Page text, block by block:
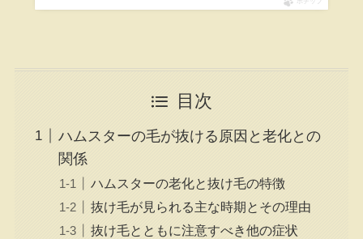
目次
ハムスターの毛が抜ける原因と老化との
関係
ハムスターの老化と抜け毛の特徴
抜け毛が見られる主な時期とその理由
抜け毛とともに注意すべき他の症状